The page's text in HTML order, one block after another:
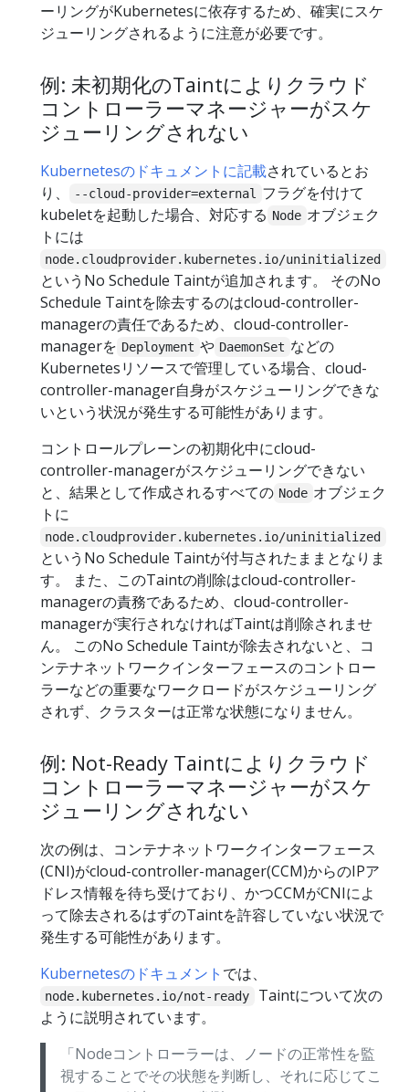
ーリングがKubernetesに依存するため、確実にスケ
ジューリングされるように注意が必要です。
例: 未初期化のTaintによりクラウド
コントローラーマネージャーがスケ
ジューリングされない
Kubernetesのドキュメントに記載されているとお
り、
--cloud-provider=external
フラグを付けて
kubeletを起動した場合、対応する Node オブジェク
トには
node.cloudprovider.kubernetes.io/uninitialized
というNo Schedule Taintが追加されます。 そのNo
Schedule Taintを除去するのはcloud-controller-
managerの責任であるため、cloud-controller-
managerを Deployment や DaemonSet などの
Kubernetesリソースで管理している場合、cloud-
controller-manager自身がスケジューリングできな
いという状況が発生する可能性があります。
コントロールプレーンの初期化中にcloud-
controller-managerがスケジューリングできない
と、結果として作成されるすべての Node オブジェク
トに
node.cloudprovider.kubernetes.io/uninitialized
というNo Schedule Taintが付与されたままとなりま
す。 また、このTaintの削除はcloud-controller-
managerの責務であるため、cloud-controller-
managerが実行されなければTaintは削除されませ
ん。 このNo Schedule Taintが除去されないと、コ
ンテナネットワークインターフェースのコントロー
ラーなどの重要なワークロードがスケジューリング
されず、クラスターは正常な状態になりません。
例: Not-Ready Taintによりクラウド
コントローラーマネージャーがスケ
ジューリングされない
次の例は、コンテナネットワークインターフェース
(CNI)がcloud-controller-manager(CCM)からのIPア
ドレス情報を待ち受けており、かつCCMがCNIによ
って除去されるはずのTaintを許容していない状況で
発生する可能性があります。
Kubernetesのドキュメント では、
node.kubernetes.io/not-ready
Taintについて次の
ように説明されています。
「Nodeコントローラーは、ノードの正常性を監
視することでその状態を判断し、それに応じてこ